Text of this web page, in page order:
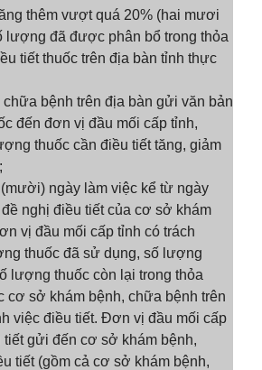
thêm vượt quá 20% (hai mươi
lượng đã được phân bổ trong thỏa
tiết thuốc trên địa bàn tỉnh thực
bệnh trên địa bàn gửi văn bản
đến đơn vị đầu mối cấp tỉnh,
thuốc cần điều tiết tăng, giảm
ngày làm việc kể từ ngày
nghị điều tiết của cơ sở khám
vị đầu mối cấp tỉnh có trách
thuốc đã sử dụng, số lượng
lượng thuốc còn lại trong thỏa
cơ sở khám bệnh, chữa bệnh trên
việc điều tiết. Đơn vị đầu mối cấp
tiết gửi đến cơ sở khám bệnh,
tiết (gồm cả cơ sở khám bệnh,